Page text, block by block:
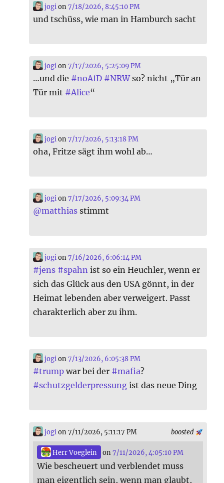
jogion7/18/2026, 8:45:10 PM
und tschüss, wie man in Hamburch sacht
jogion7/17/2026, 5:25:09 PM
…und die #noAfD #NRWso? nicht „Tür an
Tür mit #Alice“
jogion7/17/2026, 5:13:18 PM
oha, Fritze sägt ihm wohl ab…
jogion7/17/2026, 5:09:34 PM
@matthias stimmt
jogion7/16/2026, 6:06:14 PM
#jens #spahn ist so ein Heuchler, wenn er
sich das Glück aus den USA gönnt, in der
Heimat lebenden aber verweigert. Passt
charakterlich aber zu ihm.
jogion7/13/2026, 6:05:38 PM
#trump war bei der #mafia?
#schutzgelderpressung ist das neue Ding
boosted
jogion 7/11/2026, 5:11:17 PM
Herr Voeglein on7/11/2026, 4:05:10 PM
Wie bescheuert und verblendet muss
man eigentlich sein, wenn man glaubt,